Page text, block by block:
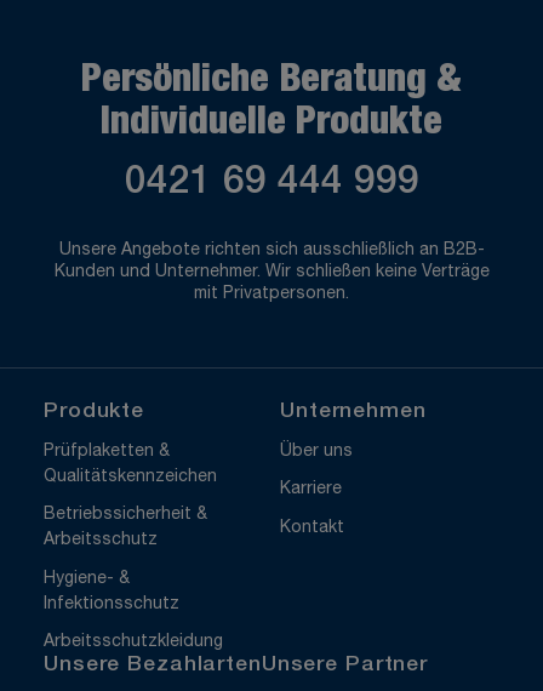
Persönliche Beratung &
Individuelle Produkte
0421 69 444 999
Unsere Angebote richten sich ausschließlich an B2B-
Kunden und Unternehmer. Wir schließen keine Verträge
mit Privatpersonen.
Produkte
Prüfplaketten &
Qualitätskennzeichen
Betriebssicherheit &
Arbeitsschutz
Hygiene- &
Infektionsschutz
Arbeitsschutzkleidung
Unternehmen
Über uns
Karriere
Kontakt
Unsere BezahlartenUnsere Partner